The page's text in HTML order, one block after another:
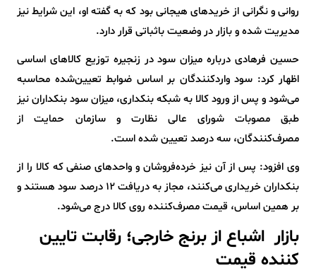
روانی و نگرانی از خریدهای هیجانی بود که به گفته او، این شرایط نیز
مدیریت شده و بازار در وضعیت باثباتی قرار دارد.
حسین فرهادی درباره میزان سود در زنجیره توزیع کالاهای اساسی
اظهار کرد: سود واردکنندگان بر اساس ضوابط تعیین‌شده محاسبه
می‌شود و پس از ورود کالا به شبکه بنکداری، میزان سود بنکداران نیز
طبق مصوبات شورای عالی نظارت و سازمان حمایت از
مصرف‌کنندگان، سه درصد تعیین شده است.
وی افزود: پس از آن نیز خرده‌فروشان و واحدهای صنفی که کالا را از
بنکداران خریداری می‌کنند، مجاز به دریافت ۱۲ درصد سود هستند و
بر همین اساس، قیمت مصرف‌کننده روی کالا درج می‌شود.
بازار اشباع از برنج خارجی؛ رقابت تایین
کننده قیمت